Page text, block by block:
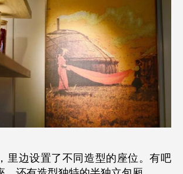
里边设置了不同造型的座位。有吧